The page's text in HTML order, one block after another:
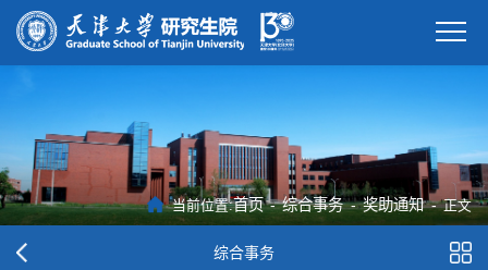
当前位置:首页 - 综合事务 - 奖助通知 - 正文
综合事务